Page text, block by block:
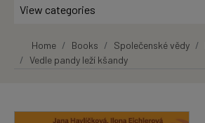
View categories
Home Books Společenské vědy
Vedle pandy leží kšandy